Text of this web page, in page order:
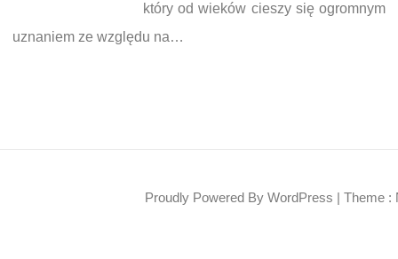
który od wieków cieszy się ogromnym
uznaniem ze względu na…
Proudly Powered By WordPress | Theme :